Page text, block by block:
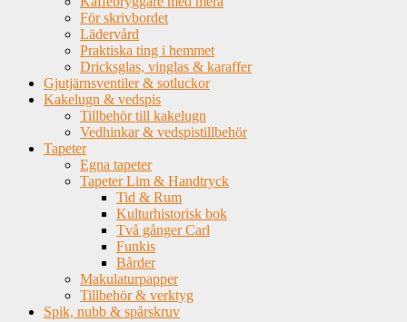
För skrivbordet
Lädervård
Praktiska ting i hemmet
Dricksglas, vinglas & karaffer
Gjutjärnsventiler & sotluckor
Kakelugn & vedspis
Tillbehör till kakelugn
Vedhinkar & vedspistillbehör
Tapeter
Egna tapeter
Tapeter Lim & Handtryck
Tid & Rum
Kulturhistorisk bok
Två gånger Carl
Funkis
Bårder
Makulaturpapper
Tillbehör & verktyg
Spik, nubb & spårskruv